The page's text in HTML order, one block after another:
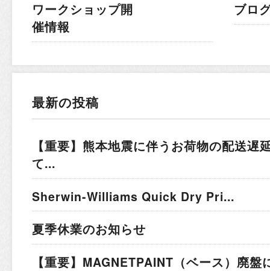
ワークショップ開
催情報
ブロ
最新の投稿
【重要】熊本地震に伴うお荷物の配送遅
て...
Sherwin-Williams Quick Dry Pri...
夏季休業のお知らせ
【重要】MAGNETPAINT（ベース）廃